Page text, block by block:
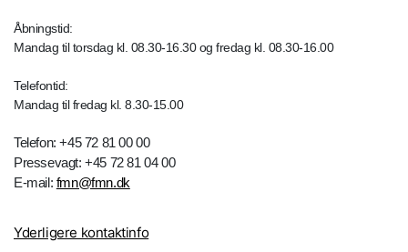
Åbningstid:
Mandag til torsdag kl. 08.30-16.30 og fredag kl. 08.30-16.00
Telefontid:
Mandag til fredag kl. 8.30-15.00
Telefon: +45 72 81 00 00
Pressevagt: +45 72 81 04 00
E-mail: fmn@fmn.dk
Yderligere kontaktinfo